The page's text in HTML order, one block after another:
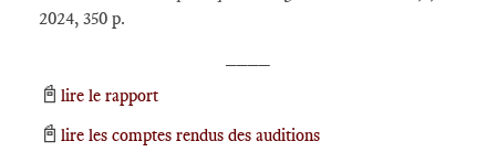
2024, 350 p.
📓 lire le rapport
📓 lire les comptes rendus des auditions